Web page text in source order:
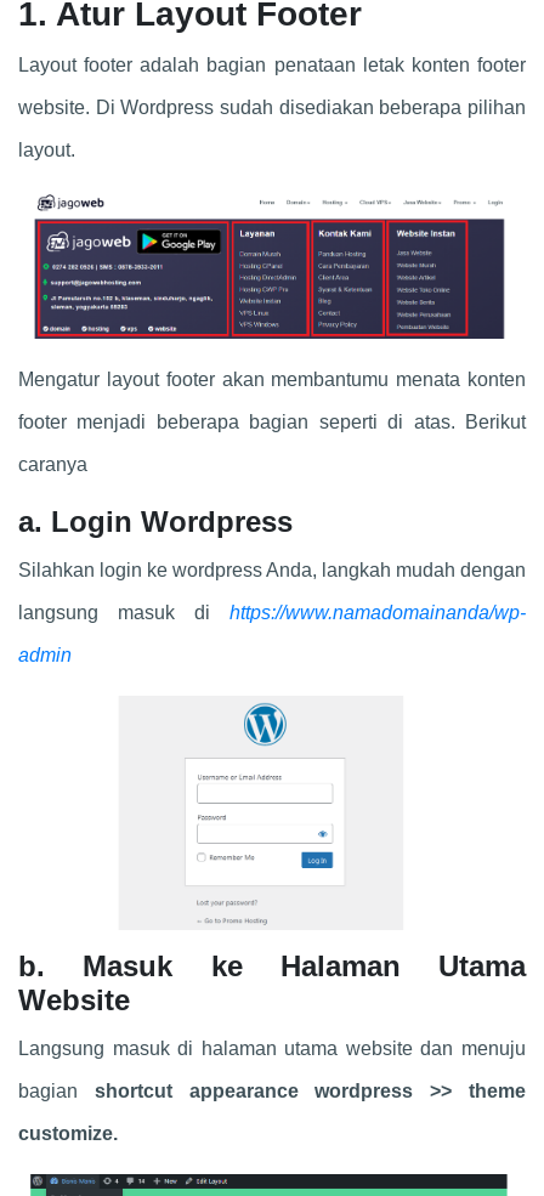
1. Atur Layout Footer
Layout footer adalah bagian penataan letak konten footer
website. Di Wordpress sudah disediakan beberapa pilihan
layout.
Mengatur layout footer akan membantumu menata konten
footer menjadi beberapa bagian seperti di atas. Berikut
caranya
a. Login Wordpress
Silahkan login ke wordpress Anda, langkah mudah dengan
langsung masuk di https://www.namadomainanda/wp-
admin
b. Masuk ke Halaman Utama
Website
Langsung masuk di halaman utama website dan menuju
bagian shortcut appearance wordpress >> theme
customize.